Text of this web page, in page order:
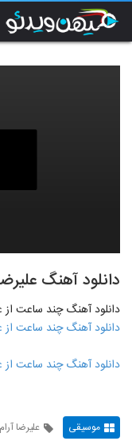
دانلود آهنگ
دانلود آهنگ چند ساعت از
دانلود آهنگ چند ساعت از
دانلود آهنگ چند ساعت از
موسیقی علیرضا آرام